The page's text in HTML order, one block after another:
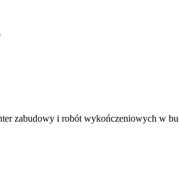
zabudowy i robót wykończeniowych w